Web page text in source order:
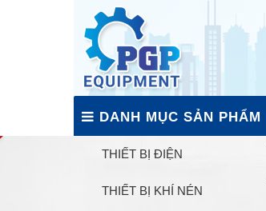
DANH MỤC SẢN PHẨM
THIẾT BỊ ĐIỆN
THIẾT BỊ KHÍ NÉN